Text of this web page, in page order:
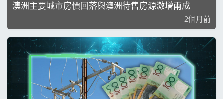
澳洲主要城市房價回落與澳洲待售房源激增兩成
2個月前